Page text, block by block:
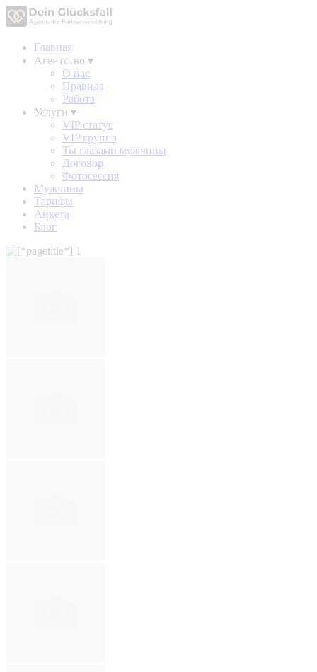
Главная
Агентство ▾
О нас
Правила
Работа
Услуги ▾
VIP статус
VIP группа
Ты глазами мужчины
Договор
Фотосессия
Мужчины
Тарифы
Анкета
Блог